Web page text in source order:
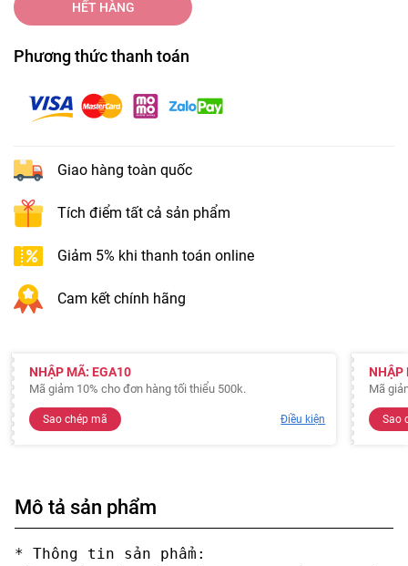
HẾT HÀNG
Phương thức thanh toán
Giao hàng toàn quốc
Tích điểm tất cả sản phẩm
Giảm 5% khi thanh toán online
Cam kết chính hãng
NHẬP MÃ: EGA10
Mã giảm 10% cho đơn hàng tối thiểu 500k.
Sao chép mã Điều kiện
NHẬP
Mã
Sao
Mô tả sản phẩm
* Thông tin sản phẩm: